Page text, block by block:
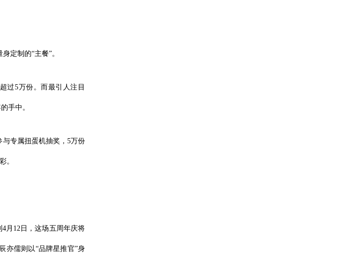
定制的“主餐”。
过5万份。而最引人注目
手中。
与专属扭蛋机抽奖，5万份
。
月12日，这场五周年庆将
亦儒则以“品牌星推官”身